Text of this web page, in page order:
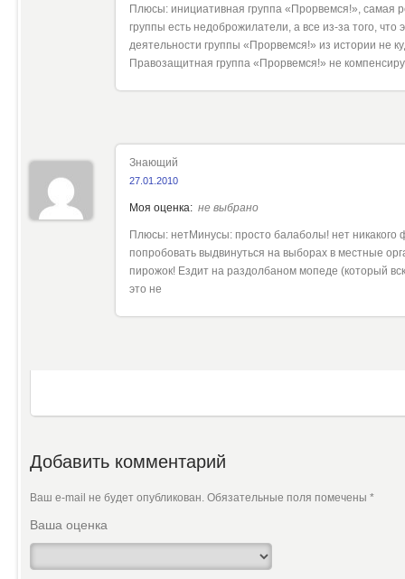
Плюсы: инициативная группа «Прорвемся!», самая
группы есть недоброжилатели, а все из-за того,
деятельности группы «Прорвемся!» из истории не
Правозащитная группа «Прорвемся!» не
Знающий
27.01.2010
Моя оценка: не выбрано
Плюсы: нетМинусы: просто балаболы! нет никакого
попробовать выдвинуться на выборах в местные
пирожок! Ездит на раздолбаном мопеде (который
это не
Добавить комментарий
Ваш e-mail не будет опубликован. Обязательные поля помечены *
Ваша оценка